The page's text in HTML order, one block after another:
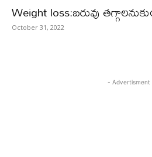
Weight loss:బరువు
October 31, 2022
- Advertisment